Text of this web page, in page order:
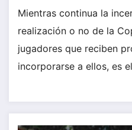
Mientras continua la
realización o no de la
jugadores que reciben
incorporarse a ellos, es